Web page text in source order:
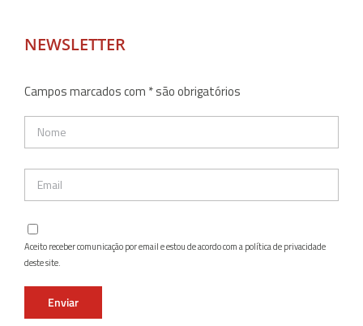
NEWSLETTER
Campos marcados com * são obrigatórios
Aceito receber comunicação por email e estou de acordo com a política de privacidade
deste site.